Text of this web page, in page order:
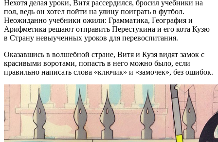
Нехотя делая уроки, Витя рассердился, бросил учебники на
пол, ведь он хотел пойти на улицу поиграть в футбол.
Неожиданно учебники ожили: Грамматика, География и
Арифметика решают отправить Перестукина и его кота Кузю
в Страну невыученных уроков для перевоспитания.
Оказавшись в волшебной стране, Витя и Кузя видят замок с
красивыми воротами, попасть в него можно было, если
правильно написать слова «ключик» и «замочек», без ошибок.